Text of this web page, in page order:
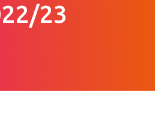
23